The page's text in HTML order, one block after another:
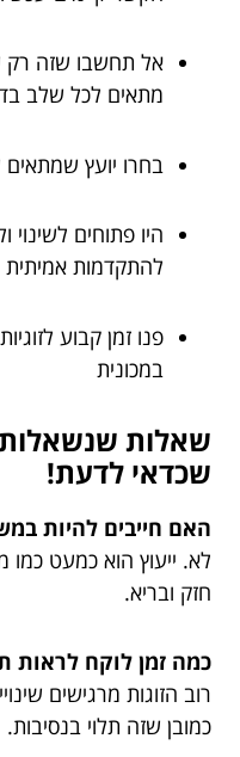
אל תחשבו שזה רק
מתאים לכל שלב
בחרו יועץ
היו פתוחים
להתקדמות אמיתית
פנו זמן קבוע
במכונית
שאלות
שכדאי לדעת!
האם חייבים להיות
לא. ייעוץ הוא כמעט
חזק ובריא.
כמה זמן לוקח לראות
רוב הזוגות מרגישים
כמובן שזה תלוי בנסיבות.